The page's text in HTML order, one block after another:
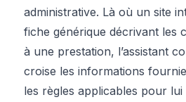
administrative. Là où un site
fiche générique décrivant les
à une prestation, l’assistant
croise les informations
les règles applicables pour lui